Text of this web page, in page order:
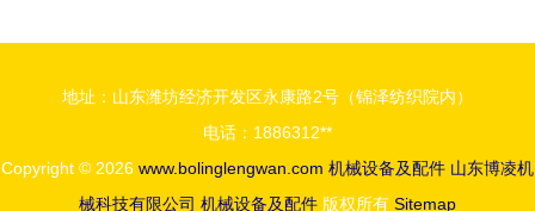
的专业力量
地址：山东潍坊经济开发区永康路2号（锦泽纺织院内）
电话：1886312**
Copyright © 2026 www.bolinglengwan.com 机械设备及配件 山东博凌机
械科技有限公司 机械设备及配件 版权所有 Sitemap